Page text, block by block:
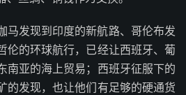
马发现到印度的新航路、哥伦布发
伦的环球航行，已经让西班牙、葡
南亚的海上贸易；西班牙征服下的
的发现，也让他们有足够的硬通货